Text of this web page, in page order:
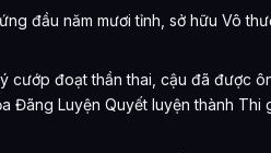
đầu năm mươi tỉnh, sở hữu Vô
cướp đoạt thần thai, cậu đã được
Đãng Luyện Quyết luyện thành Thi